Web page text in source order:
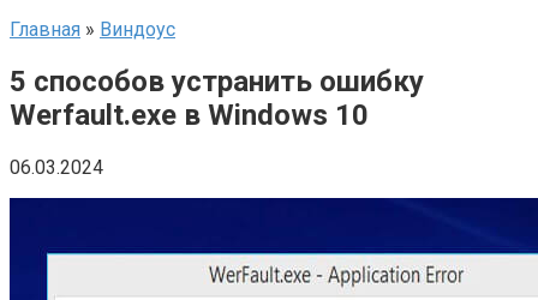
Главная » Виндоус
5 способов устранить ошибку
Werfault.exe в Windows 10
06.03.2024